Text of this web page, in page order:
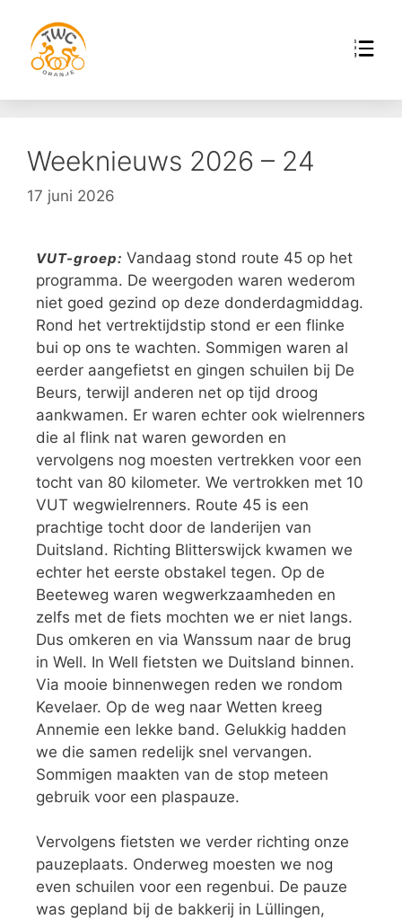
Weeknieuws 2026 – 24
17 juni 2026
VUT-groep: Vandaag stond route 45 op het
programma. De weergoden waren wederom
niet goed gezind op deze donderdagmiddag.
Rond het vertrektijdstip stond er een flinke
bui op ons te wachten. Sommigen waren al
eerder aangefietst en gingen schuilen bij De
Beurs, terwijl anderen net op tijd droog
aankwamen. Er waren echter ook wielrenners
die al flink nat waren geworden en
vervolgens nog moesten vertrekken voor een
tocht van 80 kilometer. We vertrokken met 10
VUT wegwielrenners. Route 45 is een
prachtige tocht door de landerijen van
Duitsland. Richting Blitterswijck kwamen we
echter het eerste obstakel tegen. Op de
Beeteweg waren wegwerkzaamheden en
zelfs met de fiets mochten we er niet langs.
Dus omkeren en via Wanssum naar de brug
in Well. In Well fietsten we Duitsland binnen.
Via mooie binnenwegen reden we rondom
Kevelaer. Op de weg naar Wetten kreeg
Annemie een lekke band. Gelukkig hadden
we die samen redelijk snel vervangen.
Sommigen maakten van de stop meteen
gebruik voor een plaspauze.
Vervolgens fietsten we verder richting onze
pauzeplaats. Onderweg moesten we nog
even schuilen voor een regenbui. De pauze
was gepland bij de bakkerij in Lüllingen,